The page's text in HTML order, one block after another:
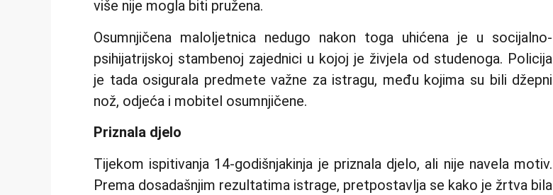
više nije mogla biti pružena.
Osumnjičena maloljetnica nedugo nakon toga uhićena je u socijalno-
psihijatrijskoj stambenoj zajednici u kojoj je živjela od studenoga. Policija
je tada osigurala predmete važne za istragu, među kojima su bili džepni
nož, odjeća i mobitel osumnjičene.
Priznala djelo
Tijekom ispitivanja 14-godišnjakinja je priznala djelo, ali nije navela motiv.
Prema dosadašnjim rezultatima istrage, pretpostavlja se kako je žrtva bila